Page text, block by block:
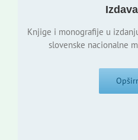
Knjige i monografije u
slovenske nacionalne